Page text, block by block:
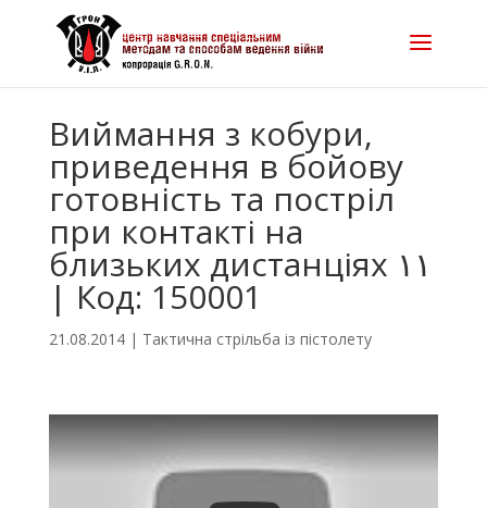
Виймання з кобури,
приведення в бойову
готовність та постріл
при контакті на
близьких дистанціях ١١
| Код: 150001
21.08.2014| Тактична стрільба із пістолету